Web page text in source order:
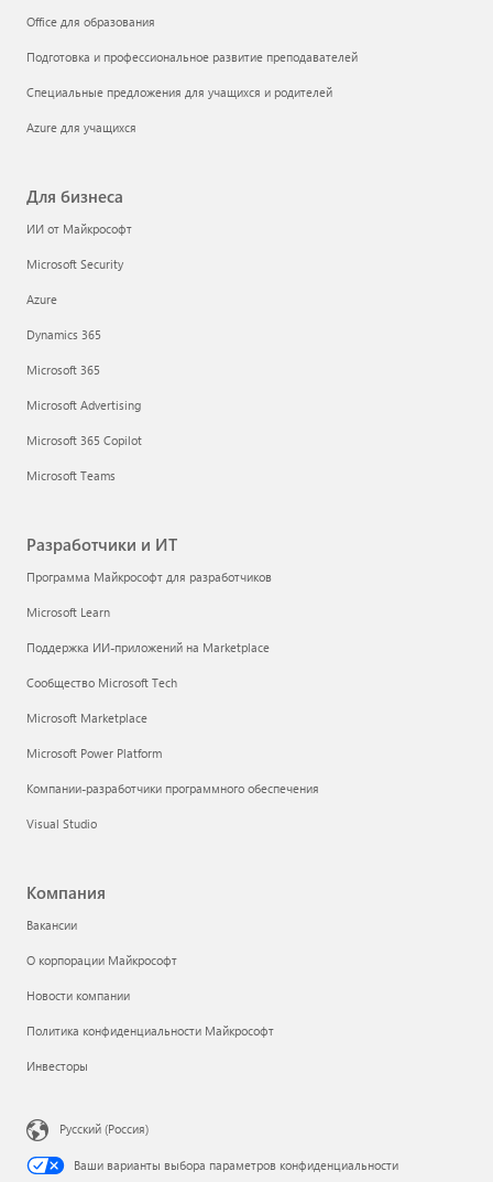
Office для образования
Подготовка и профессиональное развитие преподавателей
Специальные предложения для учащихся и родителей
Azure для учащихся
Для бизнеса
ИИ от Майкрософт
Microsoft Security
Azure
Dynamics 365
Microsoft 365
Microsoft Advertising
Microsoft 365 Copilot
Microsoft Teams
Разработчики и ИТ
Программа Майкрософт для разработчиков
Microsoft Learn
Поддержка ИИ-приложений на Marketplace
Сообщество Microsoft Tech
Microsoft Marketplace
Microsoft Power Platform
Компании-разработчики программного обеспечения
Visual Studio
Компания
Вакансии
О корпорации Майкрософт
Новости компании
Политика конфиденциальности Майкрософт
Инвесторы
Русский (Россия)
Ваши варианты выбора параметров конфиденциальности